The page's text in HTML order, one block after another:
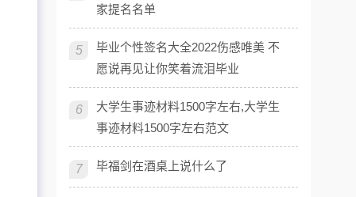
家提名名单
5
毕业个性签名大全2022伤感唯美 不
愿说再见让你笑着流泪毕业
6
大学生事迹材料1500字左右,大学生
事迹材料1500字左右范文
7 毕福剑在酒桌上说什么了